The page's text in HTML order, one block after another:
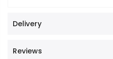
Delivery
Reviews